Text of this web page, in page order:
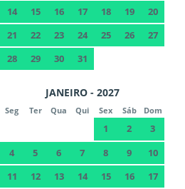
14
15 16 17 18 19
20
21
22 23 24 25 26
27
28
29 30 31
JANEIRO - 2027
Seg Ter Qua Qui Sex Sáb Dom
1 2
3
4
5 6 7 8 9
10
11
12 13 14 15 16
17